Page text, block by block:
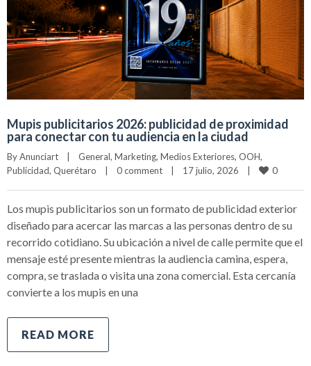
Mupis publicitarios 2026: publicidad de proximidad
para conectar con tu audiencia en la ciudad
By Anunciart General, Marketing, Medios Exteriores, OOH
Publicidad, Querétaro 0 comment 17 julio, 2026 0
Los mupis publicitarios son un formato de publicidad exterior
diseñado para acercar las marcas a las personas dentro de su
recorrido cotidiano. Su ubicación a nivel de calle permite que el
mensaje esté presente mientras la audiencia camina, espera,
compra, se traslada o visita una zona comercial. Esta cercanía
convierte a los mupis en una
READ MORE